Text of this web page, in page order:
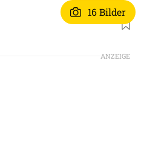
16 Bilder
ANZEIGE